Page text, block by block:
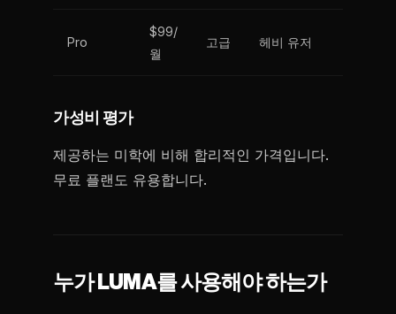
Pro
$99/
월
고급 헤비 유저
가성비 평가
제공하는 미학에 비해 합리적인 가격입니다.
무료 플랜도 유용합니다.
누가 LUMA를 사용해야 하는가